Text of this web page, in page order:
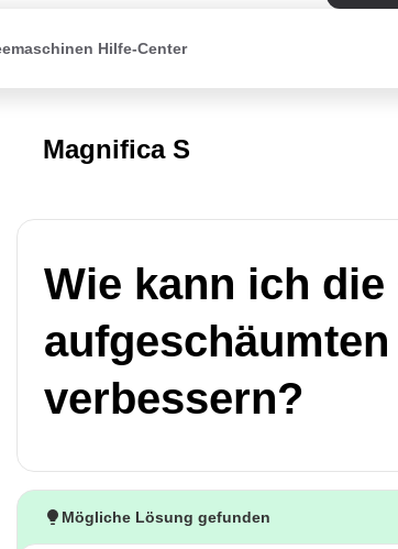
Hilfe-Center
Magnifica S
Wie kann ich
verbessern?
Mögliche Lösung gefunden